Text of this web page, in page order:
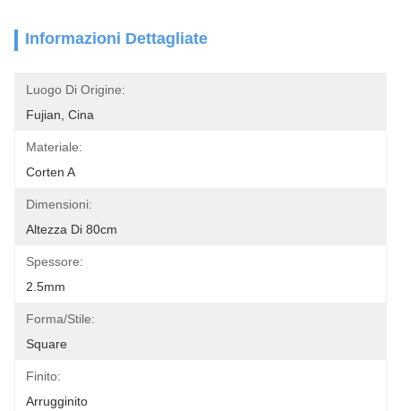
Informazioni Dettagliate
Luogo Di Origine:
Fujian, Cina
Materiale:
Corten A
Dimensioni:
Altezza Di 80cm
Spessore:
2.5mm
Forma/stile:
Square
Finito:
Arrugginito